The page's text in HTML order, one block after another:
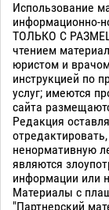
Использование
информационно-
ТОЛЬКО С
чтением
юристом и
инструкцией по
услуг; имеются
сайта
Редакция
ненормативную
являются
информации или
Материалы с